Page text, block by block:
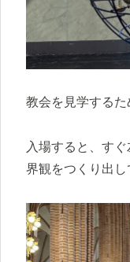
教会を見学するた
入場すると、す
界観をつくり出し